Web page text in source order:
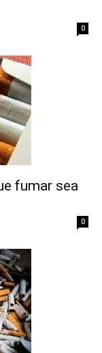
0
fumar sea
0